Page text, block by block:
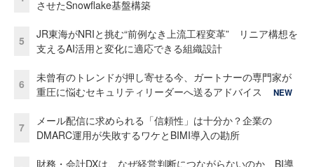
させたSnowflake基盤構築
5
JR東海がNRIと挑む“前例なき上流工程変革” リニア構想を
支えるAI活用と変化に適応できる組織設計
6
未曾有のトレンドが押し寄せる今、ガートナーの専門家が
重圧に悩むセキュリティリーダーへ送るアドバイス
NEW
7
メール配信に求められる「信頼性」は十分か？企業の
DMARC運用が失敗するワケとBIMI導入の勘所
財務・会計DXは、なぜ経営判断につながらないのか BI導